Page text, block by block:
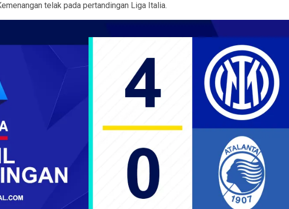
telak pada pertandingan Liga Italia.